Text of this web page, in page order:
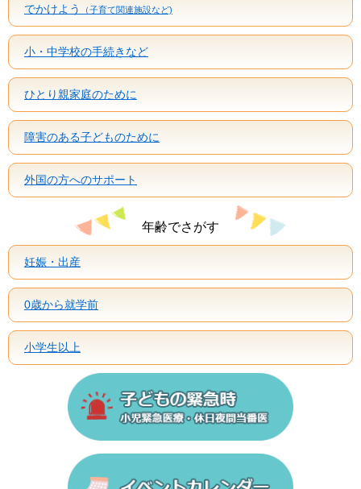
でかけよう （子育て関連施設など)
小・中学校の手続きなど
ひとり親家庭のために
障害のある子どものために
外国の方へのサポート
年齢でさがす
妊娠・出産
0歳から就学前
小学生以上